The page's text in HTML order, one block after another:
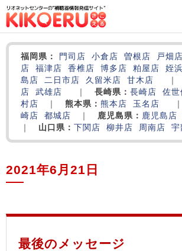
福岡県： 門司店 小倉店 曽根店 戸畑店
店
福津店 香椎店 博多店 粕屋店 姪
島店
二日市店 久留米店 甘木店
店
武雄店 長崎県： 長崎店 佐世
村店
熊本県： 熊本店 玉名店
崎店
都城店 鹿児島県： 鹿児島店
山口県： 下関店 柳井店 周南店 宇
2021年6月21日
最後のメッセージ